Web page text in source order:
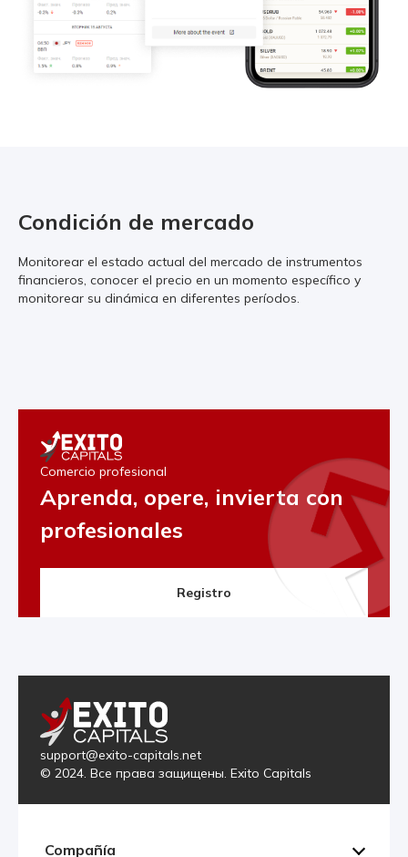
Condición de mercado
Monitorear el estado actual del mercado de instrumentos
financieros, conocer el precio en un momento específico y
monitorear su dinámica en diferentes períodos.
Comercio profesional
Aprenda, opere, invierta con
profesionales
Registro
support@exito-capitals.net
© 2024. Все права защищены. Exito Capitals
Compañía